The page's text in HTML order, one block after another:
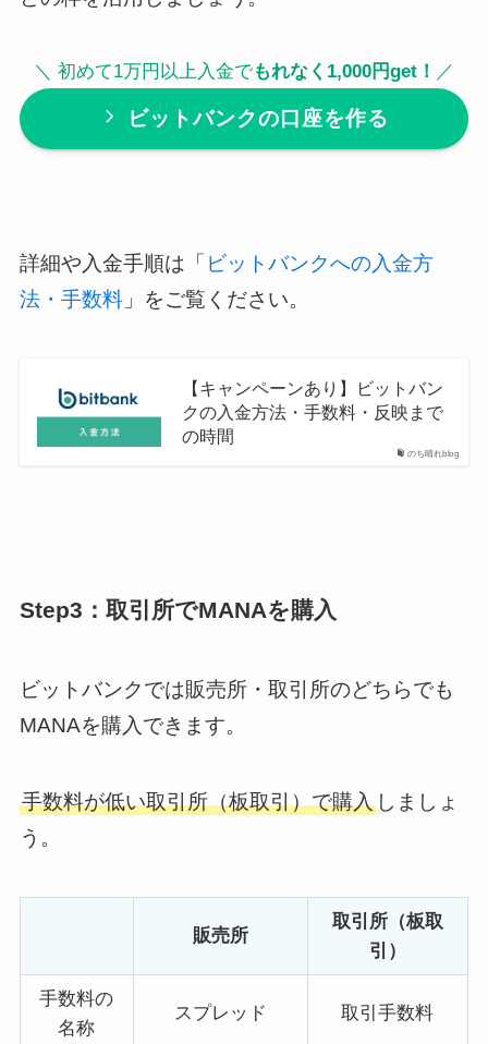
＼ 初めて1万円以上入金でもれなく1,000円get！ ／
ビットバンクの口座を作る
詳細や入金手順は「 ビットバンクへの入金方
法・手数料」をご覧ください。
のち晴れblog
【キャンペーンあり】ビットバン
クの入金方法・手数料・反映まで
の時間
Step3：取引所でMANAを購入
ビットバンクでは販売所・取引所のどちらでも
MANAを購入 できます。
手数料が低い取引所（板取引）で購入しましょ
う。
販売所
取引所（板取
引）
手数料の
名称
スプレッド 取引手数料